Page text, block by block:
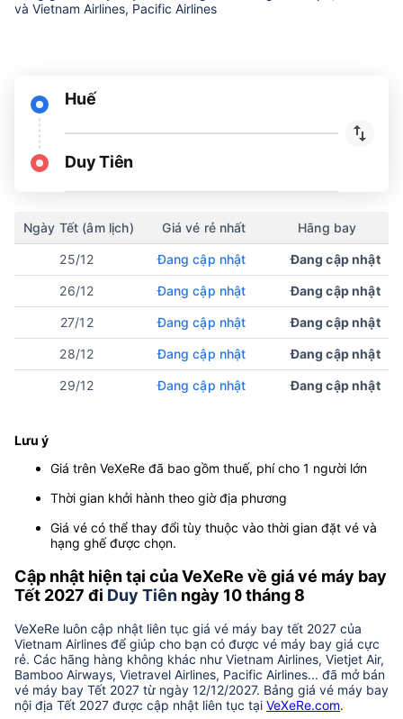
và Vietnam Airlines, Pacific Airlines
Huế
Duy Tiên
Ngày Tết (âm lịch) Giá vé rẻ nhất Hãng bay
25/12 Đang cập nhật Đang cập nhật
26/12 Đang cập nhật Đang cập nhật
27/12 Đang cập nhật Đang cập nhật
28/12 Đang cập nhật Đang cập nhật
29/12 Đang cập nhật Đang cập nhật
Lưu ý
Giá trên VeXeRe đã bao gồm thuế, phí cho 1 người lớn
Thời gian khởi hành theo giờ địa phương
Giá vé có thể thay đổi tùy thuộc vào thời gian đặt vé và
hạng ghế được chọn.
Cập nhật hiện tại của VeXeRe về giá vé máy bay
Tết 2027 đi Duy Tiên ngày 10 tháng 8
VeXeRe luôn cập nhật liên tục giá vé máy bay tết 2027 của
Vietnam Airlines để giúp cho bạn có được vé máy bay giá cực
rẻ. Các hãng hàng không khác như Vietnam Airlines, Vietjet Air,
Bamboo Airways, Vietravel Airlines, Pacific Airlines... đã mở bán
vé máy bay Tết 2027 từ ngày 12/12/2027. Bảng giá vé máy bay
nội địa Tết 2027 được cập nhật liên tục tại VeXeRe.com.